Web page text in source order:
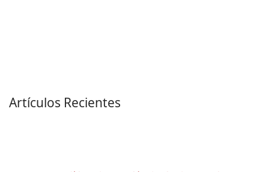
Artículos Recientes